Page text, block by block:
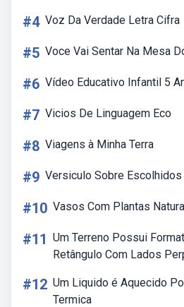
#4 Voz Da Verdade Letra Cifra
#5 Voce Vai Sentar Na Mesa
#6 Vídeo Educativo Infantil 5
#7 Vicios De Linguagem Eco
#8 Viagens à Minha Terra
#9 Versiculo Sobre Escolhidos
#10 Vasos Com Plantas
#11 Um Terreno Possui
Retângulo Com Lados
#12 Um Liquido é Aquecido
Termica